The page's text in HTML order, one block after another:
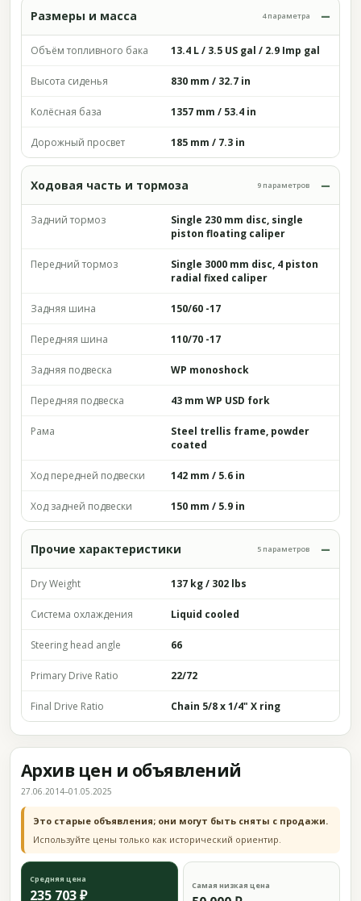
Размеры и масса 4 параметра
Объём топливного бака 13.4 L / 3.5 US gal / 2.9 Imp gal
Высота сиденья 830 mm / 32.7 in
Колёсная база 1357 mm / 53.4 in
Дорожный просвет 185 mm / 7.3 in
Ходовая часть и тормоза 9 параметров
Задний тормоз
Single 230 mm disc, single
piston floating caliper
Передний тормоз
Single 3000 mm disc, 4 piston
radial fixed caliper
Задняя шина 150/60 -17
Передняя шина 110/70 -17
Задняя подвеска WP monoshock
Передняя подвеска 43 mm WP USD fork
Рама
Steel trellis frame, powder
coated
Ход передней подвески 142 mm / 5.6 in
Ход задней подвески 150 mm / 5.9 in
Прочие характеристики 5 параметров
Dry Weight 137 kg / 302 lbs
Система охлаждения Liquid cooled
Steering head angle 66
Primary Drive Ratio 22/72
Final Drive Ratio Chain 5/8 x 1/4" X ring
Архив цен и объявлений
27.06.2014–01.05.2025
Это старые объявления; они могут быть сняты с продажи.
Используйте цены только как исторический ориентир.
Средняя цена
235 703 ₽
Самая низкая цена